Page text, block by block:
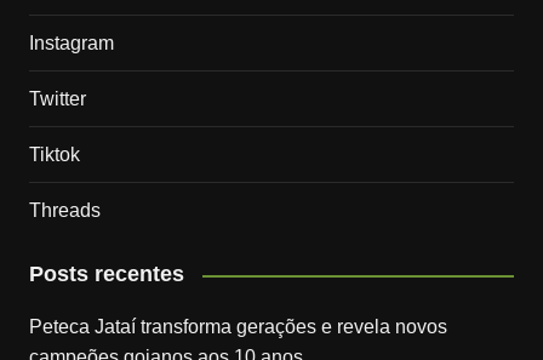
Instagram
Twitter
Tiktok
Threads
Posts recentes
Peteca Jataí transforma gerações e revela novos